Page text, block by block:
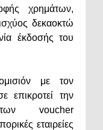
χρημάτων,
δεκαοκτώ
έκδοσής του
με τον
επικροτεί την
voucher
εταιρείες